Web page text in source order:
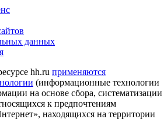
данных
hh.ru применяются
(информационные технологии
на основе сбора, систематизации
к предпочтениям
находящихся на территории